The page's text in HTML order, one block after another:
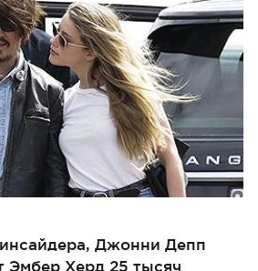
Джонни Депп
Эмбер Херд 25 тысяч